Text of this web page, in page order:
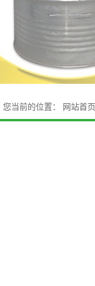
您当前的位置： 网站首页